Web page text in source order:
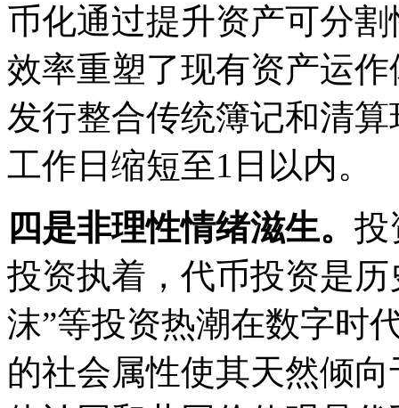
币化通过提升资产可分
效率重塑了现有资产运
发行整合传统簿记和清
工作日缩短至1日以内。
四是非理性情绪滋生。 投
投资执着，代币投资是
沫”等投资热潮在数字时
的社会属性使其天然倾